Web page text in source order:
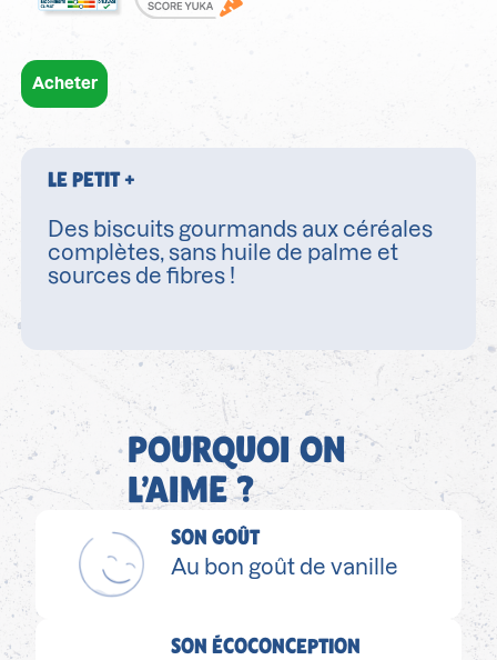
Acheter
LE PETIT +
Des biscuits gourmands aux céréales
complètes, sans huile de palme et
sources de fibres !
POURQUOI ON
L’AIME ?
SON GOÛT
Au bon goût de vanille
SON ÉCOCONCEPTION